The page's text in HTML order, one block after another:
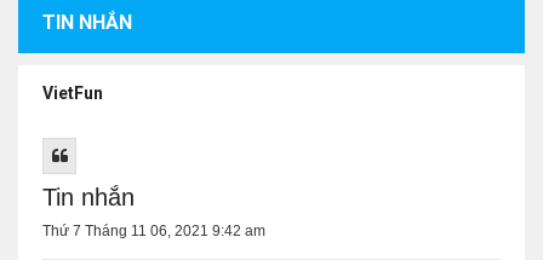
TIN NHẮN
VietFun
Tin nhắn
Thứ 7 Tháng 11 06, 2021 9:42 am